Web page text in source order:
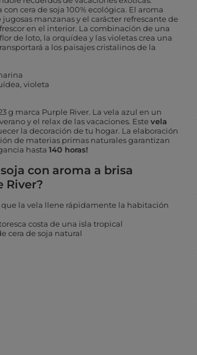
cera de soja 100% ecológica. El aroma
manzanas y el carácter refrescante de
en el interior. La combinación de una
de loto, la orquídea y las violetas crea una
a los paisajes cristalinos de la
violeta
g marca Purple River. La vela azul en un
y el relax de las vacaciones. Este vela
la decoración de tu hogar. La elaboración
de materias primas naturales garantizan
hasta 140 horas!
con aroma a brisa
River?
la vela llene rápidamente la habitación
costa de una isla tropical
cera de soja natural